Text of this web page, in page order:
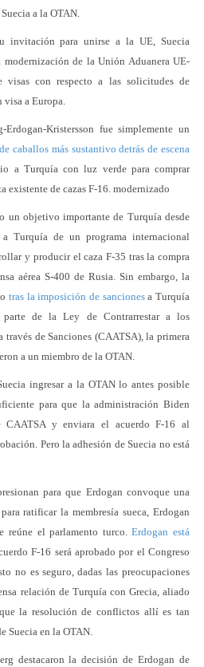
a la OTAN.
invitación para unirse a la UE, Suecia
de la Unión Aduanera UE-
con respecto a las solicitudes de
visa a Europa.
Kristersson fue simplemente un
caballos más sustantivo detrás de escena
a Turquía con luz verde para comprar
existente de cazas F-16. modernizado
un objetivo importante de Turquía desde
Turquía de un programa internacional
y producir el caza F-35 tras la compra
aérea S-400 de Rusia. Sin embargo, la
tras la imposición de sancionesa Turquía
de la Ley de Contrarrestar a los
través de Sanciones (CAATSA), la primera
a un miembro de la OTAN.
ingresar a la OTAN lo antes posible
para que la administración Biden
CAATSA y enviara el acuerdo F-16 al
Pero la adhesión de Suecia no está
para que Erdogan convoque una
ratificar la membresía sueca, Erdogan
reúne el parlamento turco.Erdogan está
F-16 será aprobado por el Congreso
no es seguro, dadas las preocupaciones
relación de Turquía con Grecia, aliado
la resolución de conflictos allí es tan
Suecia en la OTAN.
destacaron la decisión de Erdogan de